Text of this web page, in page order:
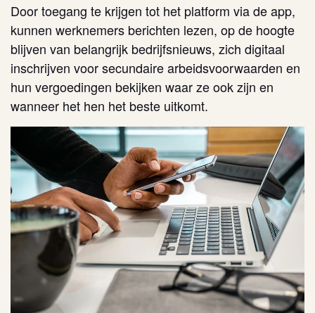
Door toegang te krijgen tot het platform via de app,
kunnen werknemers berichten lezen, op de hoogte
blijven van belangrijk bedrijfsnieuws, zich digitaal
inschrijven voor secundaire arbeidsvoorwaarden en
hun vergoedingen bekijken waar ze ook zijn en
wanneer het hen het beste uitkomt.